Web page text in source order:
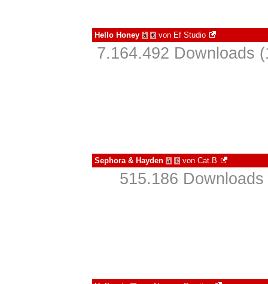
Hello Honey à € von Ef Studio
7.164.492 Downloads
Sephora & Hayden à € von Cat.B
515.186